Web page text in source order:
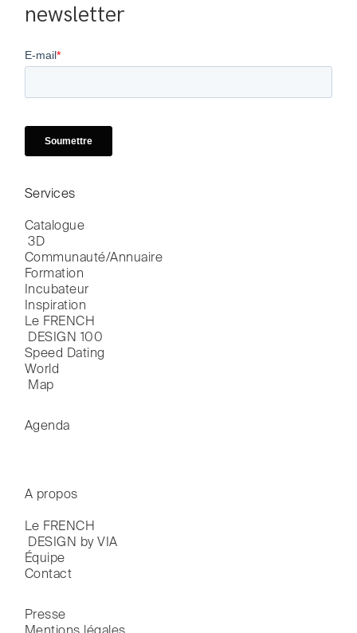
newsletter
Services
Catalogue
3D
Communauté/Annuaire
Formation
Incubateur
Inspiration
Le FRENCH
DESIGN 100
Speed Dating
World
Map
Agenda
A propos
Le FRENCH
DESIGN by VIA
Équipe
Contact
Presse